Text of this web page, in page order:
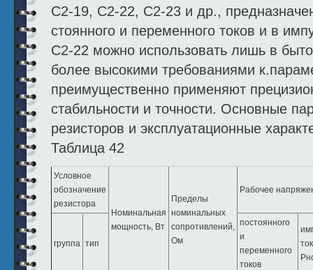
С2-19, С2-22, С2-23 и др.,
стоянного и переменного токов и в
С2-22 можно использовать лишь в
более высокими требованиями
преимущест­венно применяют
стабильно­сти и точности. Основные
резисторов и экс­плуатационные
Таблица 42
Условное
обозначение
резистора
Номинальная
мощность, Вт
Пределы
номинальных
сопротивлений,
Ом
Рабочее
группа тип
постоянного
и
переменного
токов